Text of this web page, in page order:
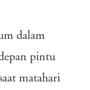
dalam
pintu
matahari